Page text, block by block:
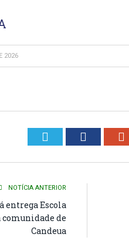
2026
Twitter
NOTÍCIA ANTERIOR
entrega Escola
de
Candeua